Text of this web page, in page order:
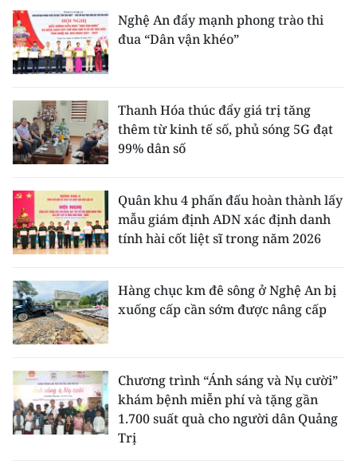
Nghệ An đẩy mạnh phong trào thi
đua “Dân vận khéo”
Thanh Hóa thúc đẩy giá trị tăng
thêm từ kinh tế số, phủ sóng 5G đạt
99% dân số
Quân khu 4 phấn đấu hoàn thành lấy
mẫu giám định ADN xác định danh
tính hài cốt liệt sĩ trong năm 2026
Hàng chục km đê sông ở Nghệ An bị
xuống cấp cần sớm được nâng cấp
Chương trình “Ánh sáng và Nụ cười”
khám bệnh miễn phí và tặng gần
1.700 suất quà cho người dân Quảng
Trị